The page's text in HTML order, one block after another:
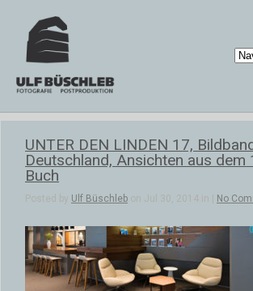
UNTER DEN LINDEN 17,
Deutschland, Ansichten aus dem
Buch
Posted by Ulf Büschleb on Jul 30, 2014 in | No